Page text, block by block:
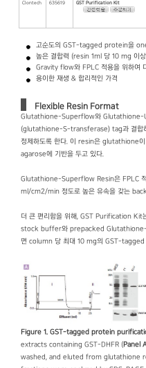
Clontech 635619 GST Purification Kit
고순도의 GST-tagged protein을
높은 결합력 (resin 1ml 당 10 mg 이
Gravity flow와 FPLC 적용을 위하여
용이한 재생 & 합리적인 가격
Flexible Resin Format
Glutathione-Superflow와 Glutathione-
(glutathione-S-transferase) tag과 결합
정제하도록 한다. 이 resin은 glutathione
agarose에 기반을 두고 있다.
Glutathione-Superflow Resin은 FPLC 적
ml/cm2/min 정도로 높은 유속을 갖는
더 큰 편리함을 위해, GST Purification
stock buffer와 prepacked Glutathione-
면 column 당 최대 10 mg의 GST-
Figure 1. GST-tagged protein
extracts containing GST-DHFR (Panel
washed, and eluted from glutathione